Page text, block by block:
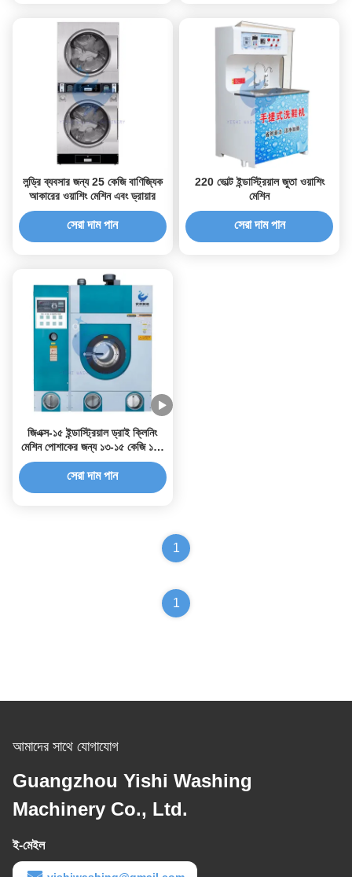
লন্ড্রি ব্যবসার জন্য 25 কেজি বাণিজ্যিক
আকারের ওয়াশিং মেশিন এবং ড্রায়ার
সেরা দাম পান
220 ভোল্ট ইন্ডাস্ট্রিয়াল জুতা ওয়াশিং
মেশিন
সেরা দাম পান
জিএক্স-১৫ ইন্ডাস্ট্রিয়াল ড্রাই ক্লিনিং
মেশিন পোশাকের জন্য ১৩-১৫ কেজি ১৬০
লিটার
সেরা দাম পান
1
1
আমাদের সাথে যোগাযোগ
Guangzhou Yishi Washing
Machinery Co., Ltd.
ই-মেইল